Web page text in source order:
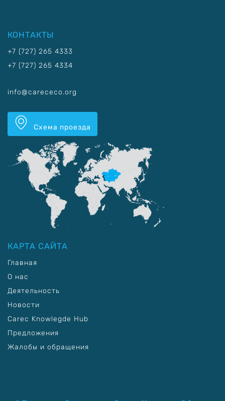
КОНТАКТЫ
+7 (727) 265 4333
+7 (727) 265 4334
info@carececo.org
Схема проезда
КАРТА САЙТА
Главная
О нас
Деятельность
Новости
Carec Knowlegde Hub
Предложения
Жалобы и обращения